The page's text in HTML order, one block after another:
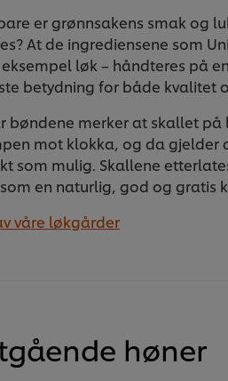
er grønnsakens smak og
At de ingrediensene som
løk – håndteres på
betydning for både kvalitet
bøndene merker at skallet på
mot klokka, og da gjelder
som mulig. Skallene
en naturlig, god og gratis
våre løkgårder
høner